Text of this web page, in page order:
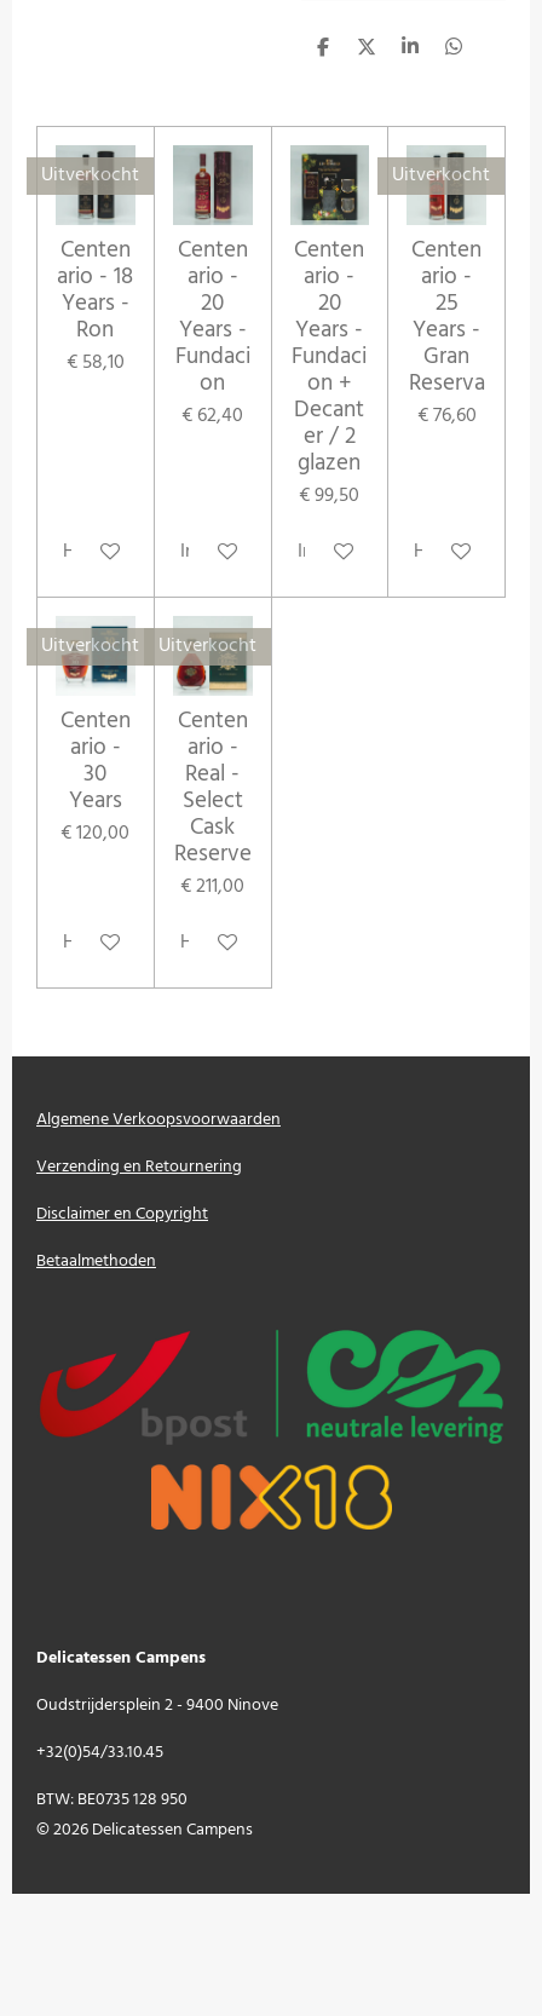
D
n
D S
e
D
n
Uitverkocht
Centen
ario - 18
Years -
Ron
€ 58,10
Houd mij op de hoogte
Centen
ario -
20
Years -
Fundaci
on
€ 62,40
In winkelwagen
Centen
ario -
20
Years -
Fundaci
on +
Decant
er / 2
glazen
€ 99,50
In winkelwagen
Uitverkocht
Centen
ario -
25
Years -
Gran
Reserva
€ 76,60
Houd mij op
Uitverkocht
Centen
ario -
30
Years
€ 120,00
Houd mij op de hoogte
Uitverkocht
Centen
ario -
Real -
Select
Cask
Reserve
€ 211,00
Houd mij op de hoogte
Algemene Verkoopsvoorwaarden
Verzending en Retournering
Disclaimer en Copyright
Betaalmethoden
Delicatessen Campens
Oudstrijdersplein 2 - 9400 Ninove
+32(0)54/33.10.45
BTW: BE0735 128 950
© 2026 Delicatessen Campens